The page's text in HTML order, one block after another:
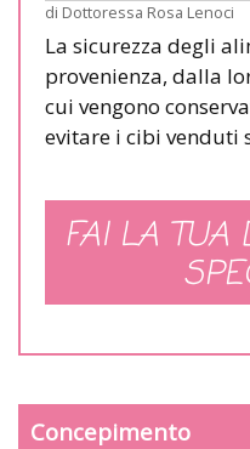
di Dottoressa Rosa Lenoci
La sicurezza degli
provenienza, dalla
cui vengono
evitare i cibi venduti
FAI LA TUA
Concepimento